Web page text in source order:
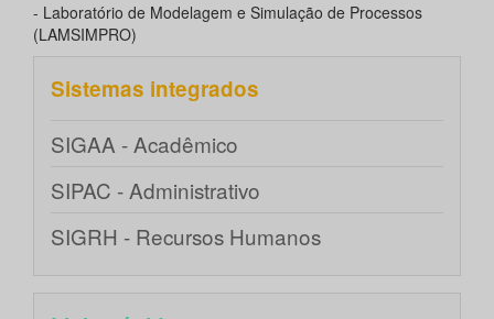
- Laboratório de Modelagem e Simulação de Processos
(LAMSIMPRO)
Sistemas integrados
SIGAA - Acadêmico
SIPAC - Administrativo
SIGRH - Recursos Humanos